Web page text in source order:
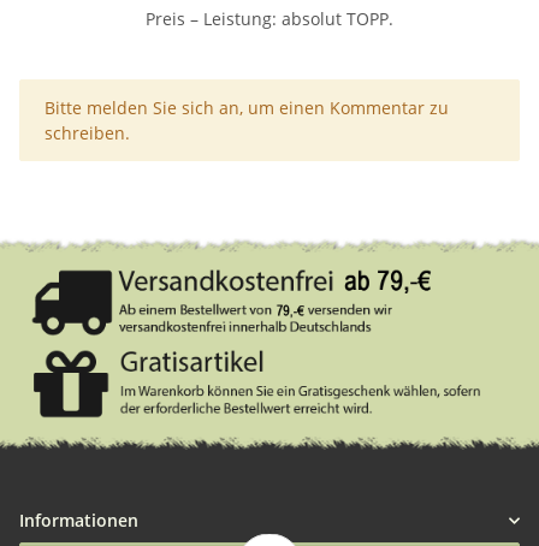
Preis – Leistung: absolut TOPP.
x
Bitte melden Sie sich an, um einen Kommentar zu
schreiben.
Informationen